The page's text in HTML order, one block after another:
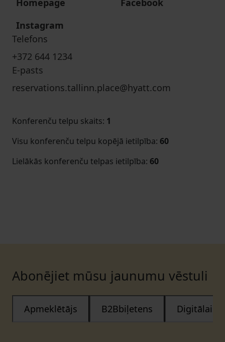
Homepage
Facebook
Instagram
Telefons
+372 644 1234
E-pasts
reservations.tallinn.place@hyatt.com
Konferenču telpu skaits: 1
Visu konferenču telpu kopējā ietilpība: 60
Lielākās konferenču telpas ietilpība: 60
Abonējiet mūsu jaunumu vēstuli
Apmeklētājs B2Bbiļetens Digitālais